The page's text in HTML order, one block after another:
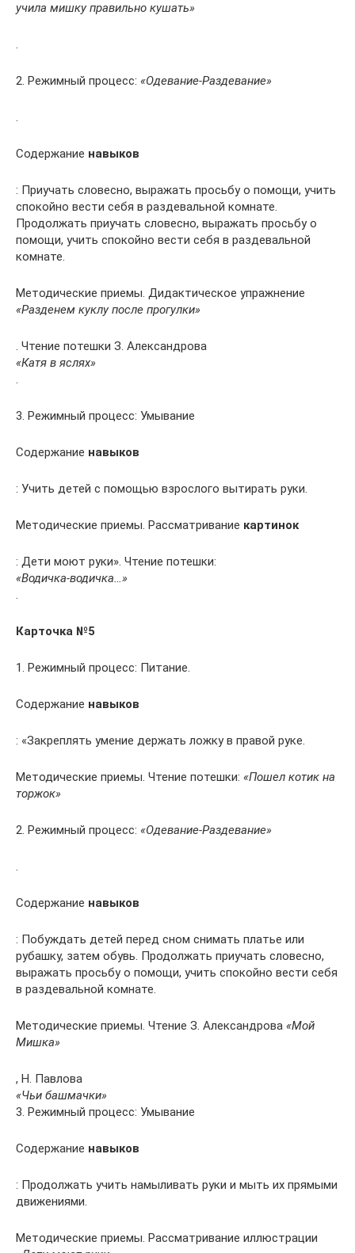
учила мишку правильно кушать»
.
2. Режимный процесс: «Одевание-Раздевание»
.
Содержание навыков
: Приучать словесно, выражать просьбу о помощи, учить
спокойно вести себя в раздевальной комнате.
Продолжать приучать словесно, выражать просьбу о
помощи, учить спокойно вести себя в раздевальной
комнате.
Методические приемы. Дидактическое упражнение
«Разденем куклу после прогулки»
. Чтение потешки З. Александрова
«Катя в яслях»
.
3. Режимный процесс: Умывание
Содержание навыков
: Учить детей с помощью взрослого вытирать руки.
Методические приемы. Рассматривание картинок
: Дети моют руки». Чтение потешки:
«Водичка-водичка…»
.
Карточка №5
1. Режимный процесс: Питание.
Содержание навыков
: «Закреплять умение держать ложку в правой руке.
Методические приемы. Чтение потешки: «Пошел котик на
торжок»
2. Режимный процесс: «Одевание-Раздевание»
.
Содержание навыков
: Побуждать детей перед сном снимать платье или
рубашку, затем обувь. Продолжать приучать словесно,
выражать просьбу о помощи, учить спокойно вести себя
в раздевальной комнате.
Методические приемы. Чтение З. Александрова «Мой
Мишка»
, Н. Павлова
«Чьи башмачки»
3. Режимный процесс: Умывание
Содержание навыков
: Продолжать учить намыливать руки и мыть их прямыми
движениями.
Методические приемы. Рассматривание иллюстрации